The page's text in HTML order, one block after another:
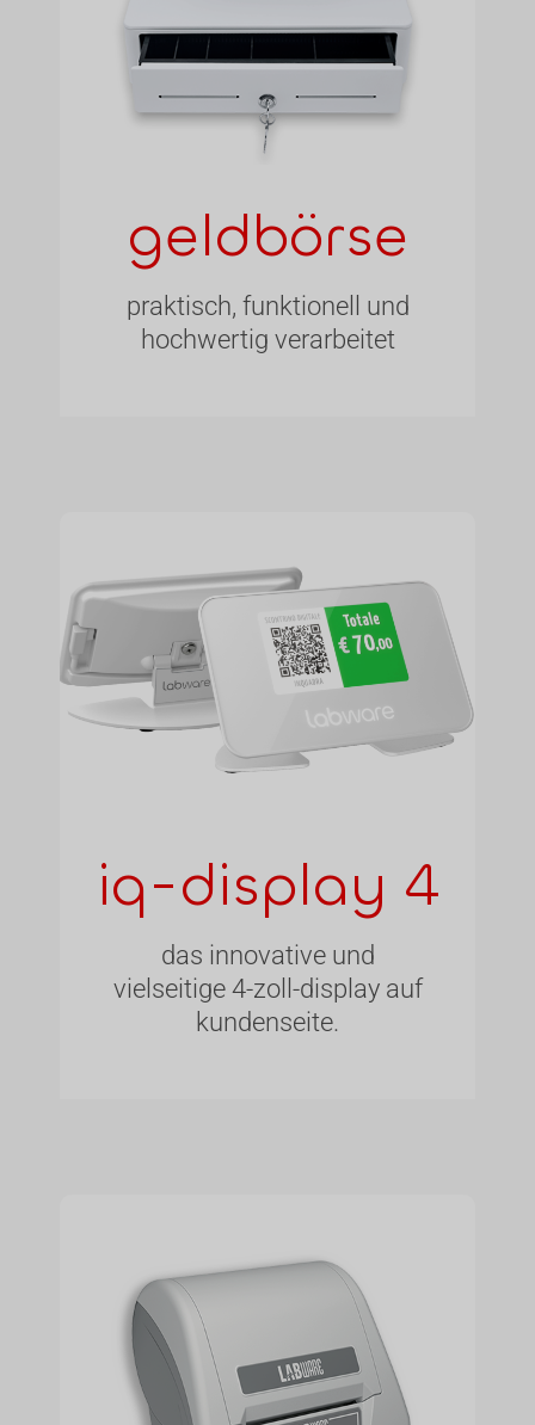
geldbörse
praktisch, funktionell und
hochwertig verarbeitet
iq-display 4
das innovative und
vielseitige 4-zoll-display auf
kundenseite.